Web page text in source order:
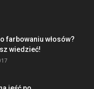
farbowaniu włosów?
wiedzieć!